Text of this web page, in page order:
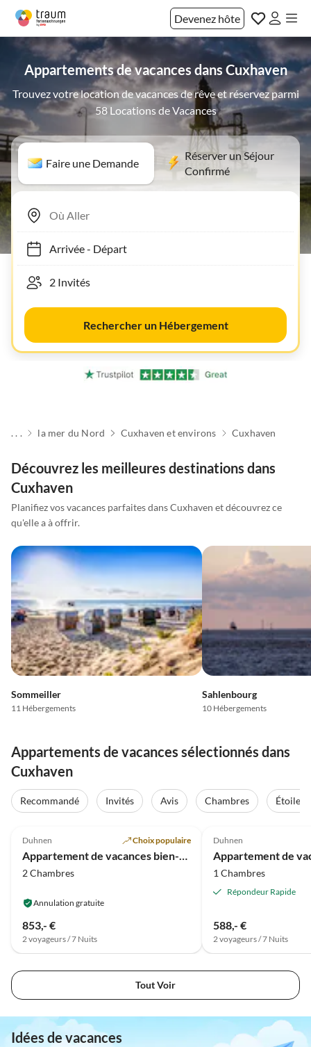
Devenez hôte
Appartements de vacances dans Cuxhaven
Trouvez votre location de vacances de rêve et réservez parmi
58 Locations de Vacances
Faire une Demande
Réserver un Séjour
Confirmé
Arrivée- Départ
Rechercher un Hébergement
. . . la mer du Nord Cuxhaven et environs Cuxhaven
Découvrez les meilleures destinations dans
Cuxhaven
Planifiez vos vacances parfaites dans Cuxhaven et découvrez ce
qu'elle a à offrir.
Sommeiller
11 Hébergements
Sahlenbourg
10 Hébergements
Appartements de vacances sélectionnés dans
Cuxhaven
Recommandé Invités Avis Chambres Étoiles
Super hôte
Duhnen Choix populaire
2 Chambres
Annulation gratuite
853,- €
2 voyageurs / 7 Nuits
Prix ​​2025
Duhnen
1 Chambres
Répondeur Rapide
588,- €
2 voyageurs / 7 Nuits
Tout Voir
Idées de vacances